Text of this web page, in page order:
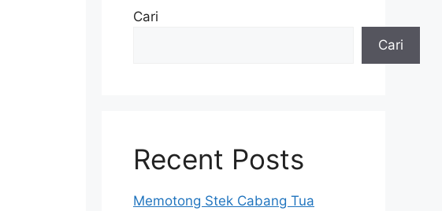
Cari
Cari
Recent Posts
Memotong Stek Cabang Tua